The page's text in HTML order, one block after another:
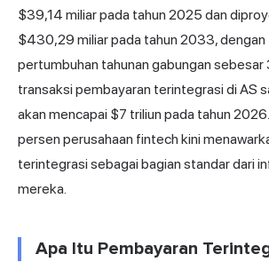
$39,14 miliar pada tahun 2025 dan
$430,29 miliar pada tahun 2033,
pertumbuhan tahunan gabungan sebesar
transaksi pembayaran terintegrasi di AS
akan mencapai $7 triliun pada tahun
persen perusahaan fintech kini
terintegrasi sebagai bagian standar dari
mereka.
Apa Itu Pembayaran